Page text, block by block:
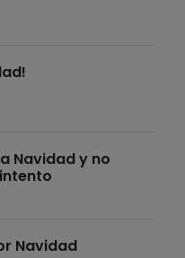
Navidad y no
Navidad